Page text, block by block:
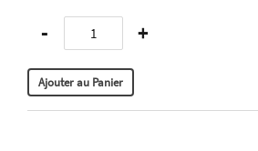
- +